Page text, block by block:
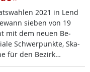
2021 in Lend
sie­ben von 19
mit dem neu­en Be­
Schwer­punk­te, Ska­
für den Be­zirk…